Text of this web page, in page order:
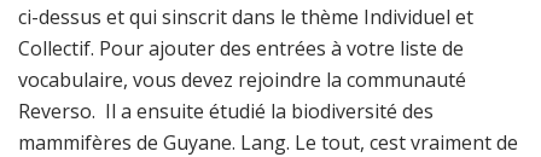
ci-dessus et qui sinscrit dans le thème Individuel et
Collectif. Pour ajouter des entrées à votre liste de
vocabulaire, vous devez rejoindre la communauté
Reverso. Il a ensuite étudié la biodiversité des
mammifères de Guyane. Lang. Le tout, cest vraiment de